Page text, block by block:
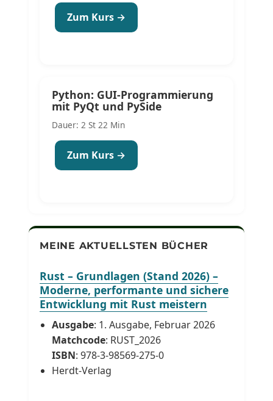
Zum Kurs →
Python: GUI-Programmierung
mit PyQt und PySide
Dauer: 2 St 22 Min
Zum Kurs →
MEINE AKTUELLSTEN BÜCHER
Rust – Grundlagen (Stand 2026) –
Moderne, performante und sichere
Entwicklung mit Rust meistern
Ausgabe: 1. Ausgabe, Februar 2026
Matchcode: RUST_2026
ISBN: 978-3-98569-275-0
Herdt-Verlag